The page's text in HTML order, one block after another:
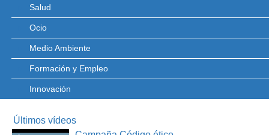
Salud
Ocio
Medio Ambiente
Formación y Empleo
Innovación
Últimos vídeos